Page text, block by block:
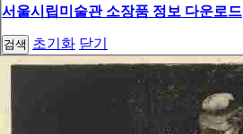
서울시립미술관 소장품 정보 다운로드
검색 초기화 닫기